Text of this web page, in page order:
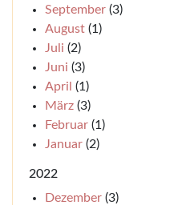
September (3)
August (1)
Juli (2)
Juni (3)
April (1)
März (3)
Februar (1)
Januar (2)
2022
Dezember (3)